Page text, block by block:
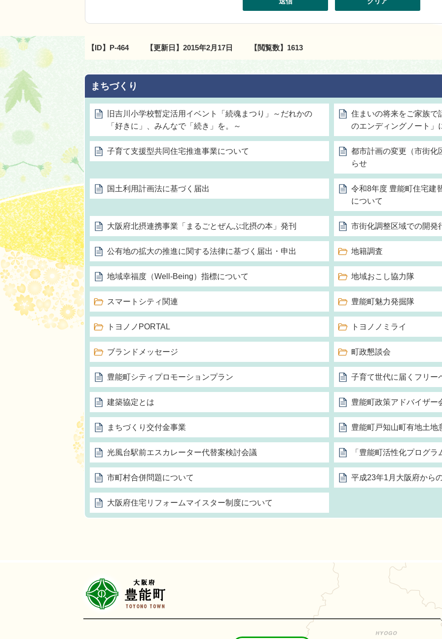
【ID】 P-464 【更新日】 2015年2月17日 【閲覧数】 1613
まちづくり
旧吉川小学校暫定活用イベント「続魂まつり」～だれかの
「好きに」、みんなで「続き」を。～
住まいの将来をご家族で
のエンディングノート」
子育て支援型共同住宅推進事業について
都市計画の変更（市街化
らせ
国土利用計画法に基づく届出
令和8年度 豊能町住宅建
について
大阪府北摂連携事業「まるごとぜんぶ北摂の本」発刊 市街化調整区域での開発
公有地の拡大の推進に関する法律に基づく届出・申出 地籍調査
地域幸福度（Well-Being）指標について 地域おこし協力隊
スマートシティ関連 豊能町魅力発掘隊
トヨノノPORTAL トヨノノミライ
ブランドメッセージ 町政懇談会
豊能町シティプロモーションプラン 子育て世代に届くフリー
建築協定とは 豊能町政策アドバイザー
まちづくり交付金事業 豊能町戸知山町有地土地
光風台駅前エスカレーター代替案検討会議 「豊能町活性化プログ
市町村合併問題について 平成23年1月大阪府から
大阪府住宅リフォームマイスター制度について